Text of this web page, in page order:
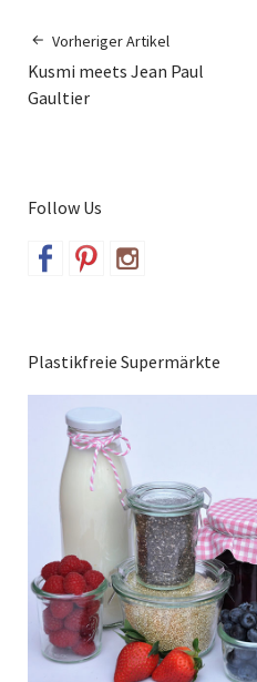
Vorheriger Artikel
Kusmi meets Jean Paul
Gaultier
Follow Us
Plastikfreie Supermärkte